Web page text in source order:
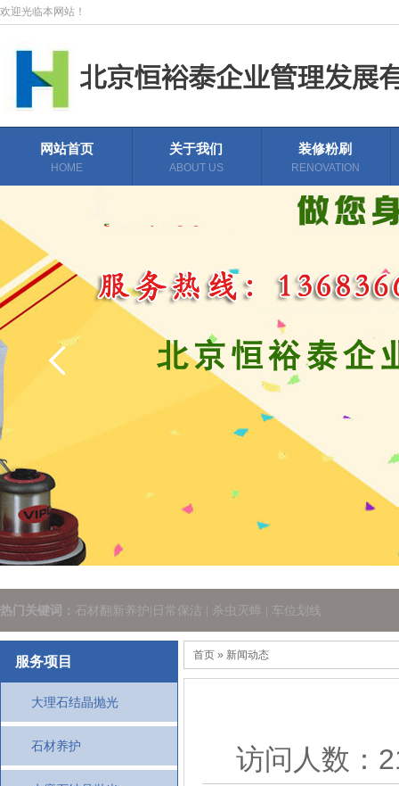
欢迎光临本网站！
网站首页
HOME
关于我们
ABOUT US
装修粉刷
RENOVATION
热门关键词： 石材翻新养护|日常保洁 | 杀虫灭蟑 | 车位划线
服务项目
大理石结晶抛光
石材养护
首页 » 新闻动态
访问人数